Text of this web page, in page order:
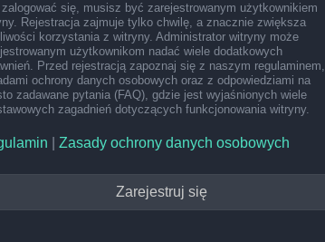
się, musisz być zarejestrowanym użytkownikiem
Rejestracja zajmuje tylko chwilę, a znacznie zwiększa
korzystania z witryny. Administrator witryny może
użytkownikom nadać wiele dodatkowych
Przed rejestracją zapoznaj się z naszym regulaminem,
ochrony danych osobowych oraz z odpowiedziami na
zadawane pytania (FAQ), gdzie jest wyjaśnionych wiele
zagadnień dotyczących funkcjonowania witryny.
Zasady ochrony danych osobowych
Zarejestruj się